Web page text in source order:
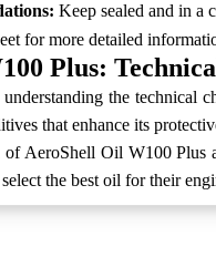
Keep sealed and in a
for more detailed
Plus:
the
that enhance its
AeroShell Oil W100 Plus
the best oil for their